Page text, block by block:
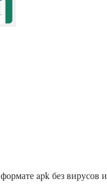
apk без вирусов и